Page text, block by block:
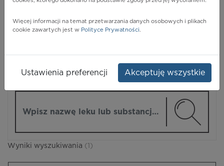
Pharmindex
Wyniki wyszukiwania (1)
Więcej informacji na temat przetwarzania danych osobowych i plikach
cookie zawartych jest w Polityce Prywatności.
Ustawienia preferencji Akceptuję wszystkie